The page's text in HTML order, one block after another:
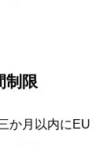
制限
か月以内にEU